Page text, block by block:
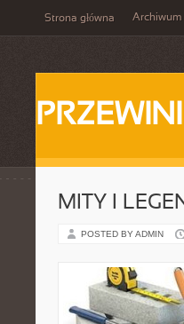
Strona główna Archiwum
MITY I
POSTED BY ADMIN